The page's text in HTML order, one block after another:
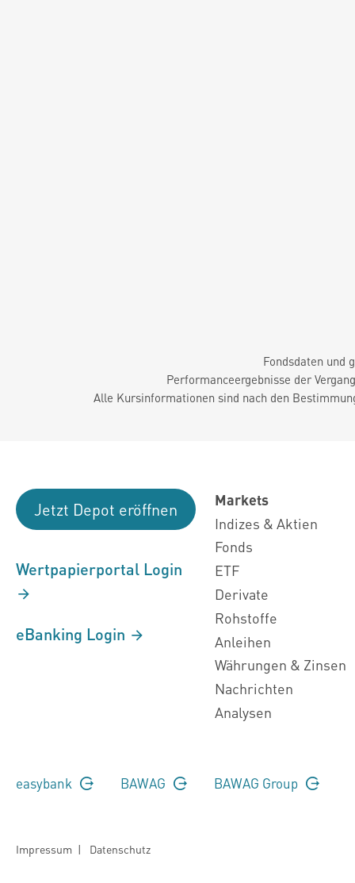
Fondsdaten und
Performanceergebnisse der
Alle Kursinformationen sind nach den
Jetzt Depot eröffnen
Wertpapierportal Login
eBanking Login
Markets
Indizes & Aktien
Fonds
ETF
Derivate
Rohstoffe
Anleihen
Währungen & Zinsen
Nachrichten
Analysen
easybank BAWAG BAWAG Group
Impressum | Datenschutz